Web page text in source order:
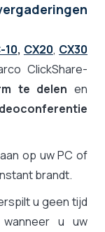
10, CX20, CX30
ClickShare-
te delen en
op uw PC of
brandt.
u geen tijd
u uw